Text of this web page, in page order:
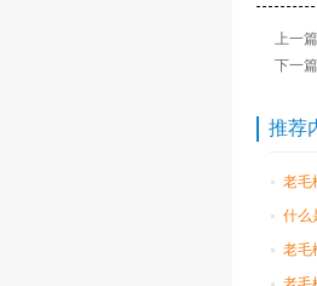
上一篇
下一篇
推荐
老毛
什么
老毛